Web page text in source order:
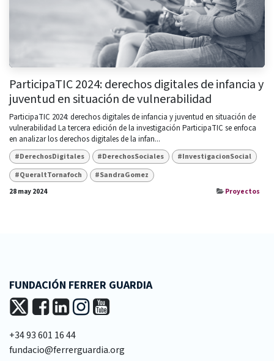
ParticipaTIC 2024: derechos digitales de infancia y
juventud en situación de vulnerabilidad
ParticipaTIC 2024: derechos digitales de infancia y juventud en situación de
vulnerabilidad La tercera edición de la investigación ParticipaTIC se enfoca
en analizar los derechos digitales de la infan...
#DerechosDigitales #DerechosSociales
#InvestigacionSocial
#QueraltTornafoch
#SandraGomez
28 may 2024
Proyectos
FUNDACIÓN FERRER GUARDIA
+34 93 601 16 44
fundacio@ferrerguardia.org